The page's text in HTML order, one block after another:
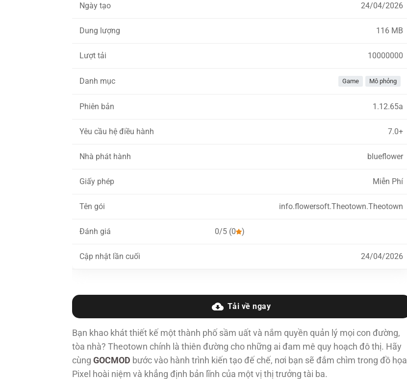
Ngày tạo 24/04/2026
Dung lượng 116 MB
Lượt tải 10000000
Danh mục Game Mô phỏng
Phiên bản 1.12.65a
Yêu cầu hệ điều hành 7.0+
Nhà phát hành blueflower
Giấy phép Miễn Phí
Tên gói info.flowersoft.Theotown.Theotown
Đánh giá 0/5 (0 )
Cập nhật lần cuối 24/04/2026
Tải về ngay
Bạn khao khát thiết kế một thành phố sầm uất và nắm quyền quản lý mọi con đường,
tòa nhà? Theotown chính là thiên đường cho những ai đam mê quy hoạch đô thị. Hãy
cùng GOCMOD bước vào hành trình kiến tạo đế chế, nơi bạn sẽ đắm chìm trong đồ họa
Pixel hoài niệm và khẳng định bản lĩnh của một vị thị trưởng tài ba.